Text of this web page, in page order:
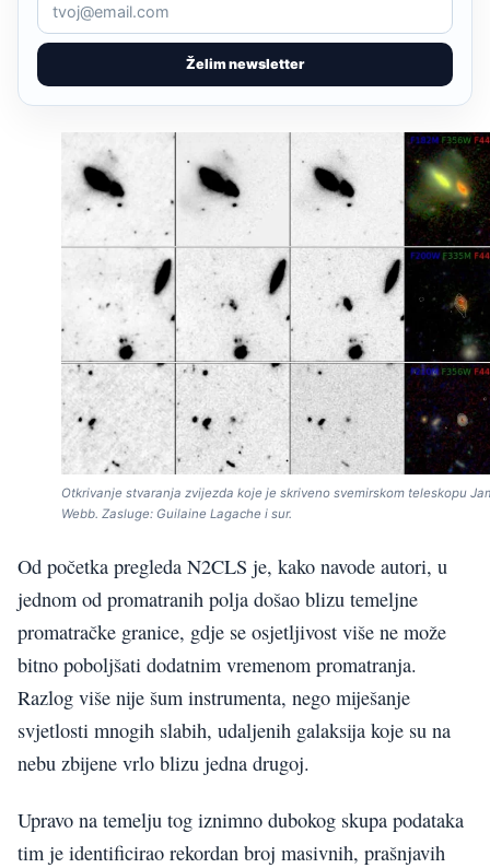
Želim newsletter
Otkrivanje stvaranja zvijezda koje je skriveno svemirskom teleskopu
Webb. Zasluge: Guilaine Lagache i sur.
Od početka pregleda N2CLS je, kako navode autori, u
jednom od promatranih polja došao blizu temeljne
promatračke granice, gdje se osjetljivost više ne može
bitno poboljšati dodatnim vremenom promatranja.
Razlog više nije šum instrumenta, nego miješanje
svjetlosti mnogih slabih, udaljenih galaksija koje su na
nebu zbijene vrlo blizu jedna drugoj.
Upravo na temelju tog iznimno dubokog skupa podataka
tim je identificirao rekordan broj masivnih, prašnjavih